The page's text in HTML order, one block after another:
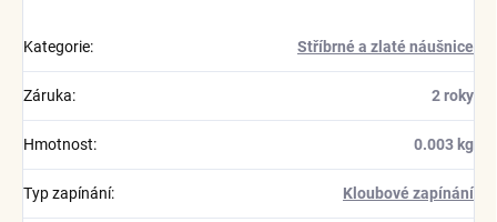
Kategorie: Stříbrné a zlaté náušnice
Záruka: 2 roky
Hmotnost: 0.003 kg
Typ zapínání: Kloubové zapínání